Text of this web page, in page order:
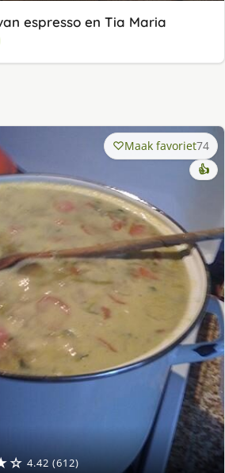
espresso en Tia Maria
4.42 (612)
Maak favoriet74
👍